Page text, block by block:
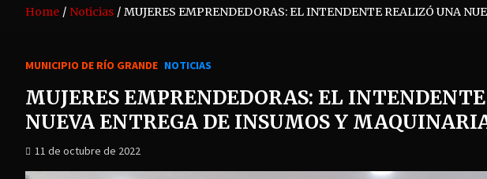
Home Noticias MUJERES EMPRENDEDORAS: EL INTENDENTE REALIZÓ UNA
MUNICIPIO DE RÍO GRANDE NOTICIAS
MUJERES EMPRENDEDORAS: EL
NUEVA ENTREGA DE INSUMOS Y
11 de octubre de 2022